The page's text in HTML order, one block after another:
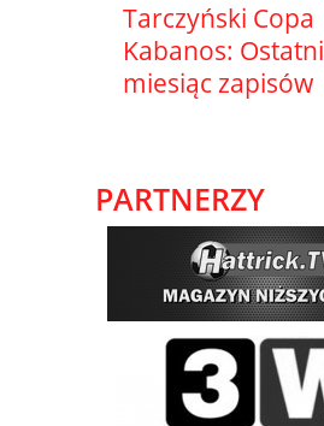
Tarczyński Copa
Kabanos: Ostatni
miesiąc zapisów
PARTNERZY